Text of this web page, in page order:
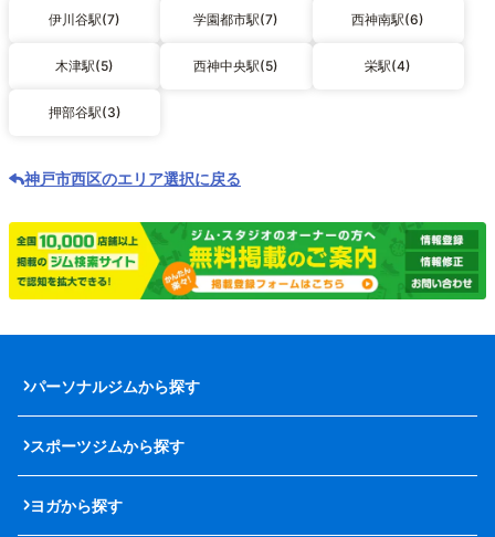
伊川谷駅(7) 学園都市駅(7) 西神南駅(6)
木津駅(5) 西神中央駅(5) 栄駅(4)
押部谷駅(3)
神戸市西区のエリア選択に戻る
パーソナルジムから探す
スポーツジムから探す
ヨガから探す